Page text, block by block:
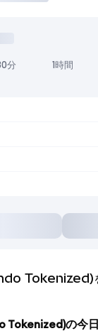
分 1時間
Tokenized)を
Tokenized)の今